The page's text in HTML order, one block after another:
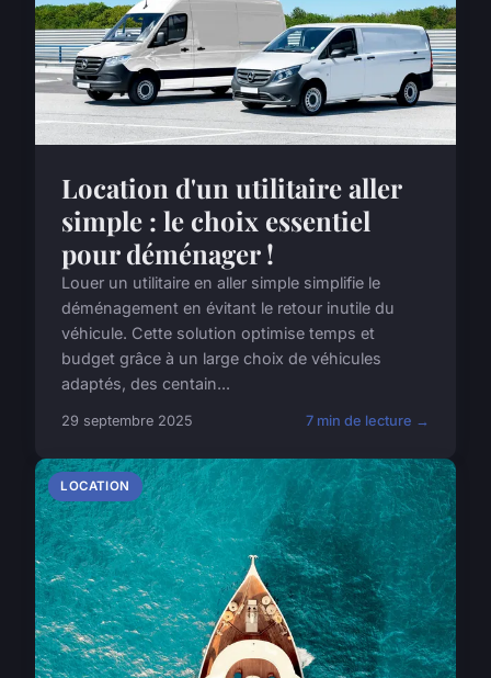
Location d'un utilitaire aller
simple : le choix essentiel
pour déménager !
Louer un utilitaire en aller simple simplifie le
déménagement en évitant le retour inutile du
véhicule. Cette solution optimise temps et
budget grâce à un large choix de véhicules
adaptés, des centain...
29 septembre 2025 7 min de lecture →
LOCATION